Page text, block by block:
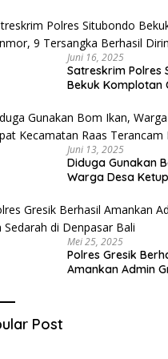
Juni 16, 2025
Satreskrim Polres
Bekuk Komplotan
Juni 13, 2025
Diduga Gunakan
Warga Desa
Pidana
Mei 25, 2025
Polres Gresik
Amankan Admin
Post